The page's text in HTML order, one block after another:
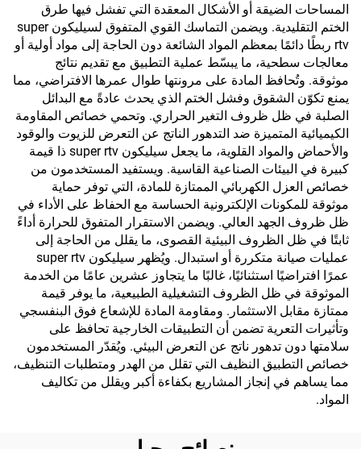
المساحات الضيقة أو الأشكال المعقدة التي تفشل فيها طرق
الختم التقليدية. ويضمن التماسك القوي المتفوق لسيليكون super
rtv ربطًا دائمًا بمعظم المواد الشائعة دون الحاجة إلى مواد أولية أو
معالجات سطحية، ما يبسّط عملية التطبيق مع تقديم نتائج
موثوقة. وتُحافظ المادة على مرونتها طوال عمرها الافتراضي، مما
يمنع تكوّن الشقوق وفشل الختم الذي يحدث عادةً مع البدائل
الصلبة في ظل ظروف التغير الحراري. وتحمي خصائص المقاومة
الكيميائية المتميزة ضد التدهور الناتج عن التعرض للزيوت والوقود
والأحماض والمواد القلوية، ما يجعل سيليكون super rtv ذا قيمة
كبيرة في البيئات الصناعية القاسية. ويستفيد المستخدمون من
خصائص العزل الكهربائي الممتازة للمادة، التي توفر حماية
موثوقة للمكونات الإلكترونية الحساسة مع الحفاظ على الأداء في
ظل ظروف الجهد العالي. ويضمن الاستقرار المتفوق للحرارة أداءً
ثابتًا في ظل الظروف البيئية القصوى، ما يقلل من الحاجة إلى
عمليات صيانة متكررة أو استبدال. ويُظهر سيليكون super rtv
عمرًا افتراضيًا استثنائيًا، غالبًا ما يتجاوز عشرين عامًا من الخدمة
الموثوقة في ظل الظروف التشغيلية الطبيعية، ما يوفر قيمة
ممتازة مقابل الاستثمار. ومقاومة المادة للإشعاع فوق البنفسجي
وتأثيرات التعرية تضمن أن التطبيقات الخارجية تحافظ على
سلامتها دون تدهور ناتج عن التعرض البيئي. ويُقدّر المستخدمون
خصائص التطبيق النظيف التي تقلل من الهدر ومتطلبات التنظيف،
مما يساهم في إنجاز المشاريع بكفاءة أكبر ويقلل من تكاليف
المواد.